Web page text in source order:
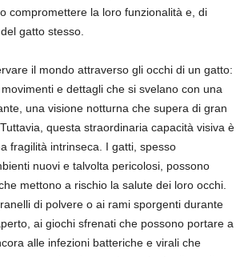
compromettere la loro funzionalità e, di
gatto stesso.
il mondo attraverso gli occhi di un gatto:
e dettagli che si svelano con una
una visione notturna che supera di gran
questa straordinaria capacità visiva è
fragilità intrinseca. I gatti, spesso
nuovi e talvolta pericolosi, possono
mettono a rischio la salute dei loro occhi.
di polvere o ai rami sporgenti durante
ai giochi sfrenati che possono portare a
alle infezioni batteriche e virali che